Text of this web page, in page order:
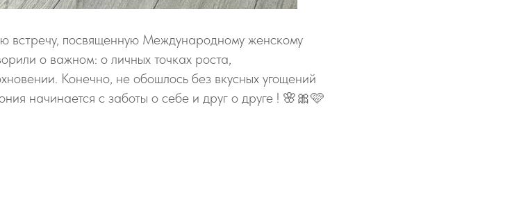
встречу, посвященную Международному женскому
о важном: о личных точках роста,
Конечно, не обошлось без вкусных угощений
начинается с заботы о себе и друг о друге ! 🌸🎀🩷